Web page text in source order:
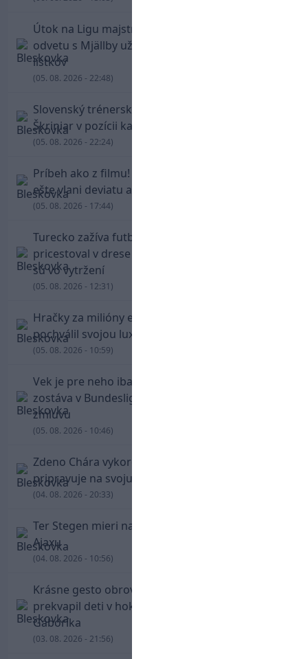
Útok na Ligu majstrov láka! Slovan hlási na
odvetu s Mjällby už viac ako 13-tisíc predaných
lístkov
(05. 08. 2026 - 22:48)
Slovenský trénerský súboj pre Borbélyho,
Škriniar v pozícii kapitána potiahol Fenerbahce
(05. 08. 2026 - 22:24)
Príbeh ako z filmu! Hrdina Slovana Kianga hral
ešte vlani deviatu anglickú ligu
(05. 08. 2026 - 17:44)
Turecko zažíva futbalové šialenstvo! Salah
pricestoval v drese Trabzonsporu, fanúšikovia
sú vo vytržení
(05. 08. 2026 - 12:31)
Hračky za milióny eur! Cristiano Ronaldo sa
pochválil svojou luxusnou zbierkou áut
(05. 08. 2026 - 10:59)
Vek je pre neho iba číslo! Štyridsaťročný Džeko
zostáva v Bundeslige, so Schalke predĺžil
zmluvu
(05. 08. 2026 - 10:46)
Zdeno Chára vykorčuľoval na ľad! V Trenčíne sa
pripravuje na svoju blížiacu sa rozlúčku
(04. 08. 2026 - 20:33)
Ter Stegen mieri na hosťovanie do slávneho
Ajaxu
(04. 08. 2026 - 10:56)
Krásne gesto obrovskej legendy. Chára
prekvapil deti v hokejovej škole Mariána
Gáboríka
(03. 08. 2026 - 21:56)